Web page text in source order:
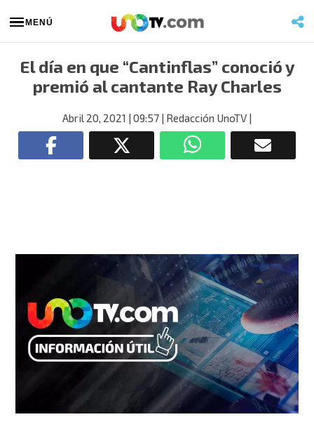
MENÚ
El día en que “Cantinflas” conoció y
premió al cantante Ray Charles
Abril 20, 2021 | 09:57 | Redacción UnoTV |